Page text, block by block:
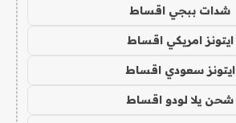
شدات ببجي اقساط
ايتونز امريكي اقساط
ايتونز سعودي اقساط
شحن يلا لودو اقساط